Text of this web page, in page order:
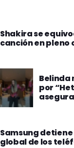
Shakira se
canción en pleno
Belinda
por
Samsung
global de los